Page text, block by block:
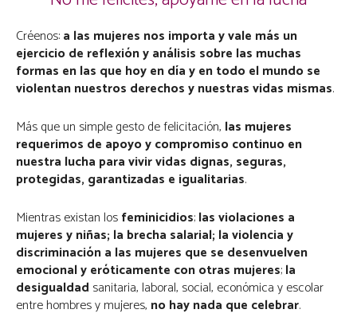
Créenos:a las mujeres nos importa y vale más un
ejercicio de reflexión y análisis sobre las muchas
formas en las que hoy en día y en todo el mundo se
violentan nuestros derechos y nuestras vidas mismas.
Más que un simple gesto de felicitación, las mujeres
requerimos de apoyo y compromiso continuo en
nuestra lucha para vivir vidas dignas, seguras,
protegidas, garantizadas e igualitarias.
Mientras existan losfeminicidios;las violaciones a
mujeres y niñas; la brecha salarial; la violencia y
discriminación a las mujeres que se desenvuelven
emocional y eróticamente con otras mujeres;la
desigualdad sanitaria, laboral, social, económica y escolar
entre hombres y mujeres, no hay nada que celebrar.